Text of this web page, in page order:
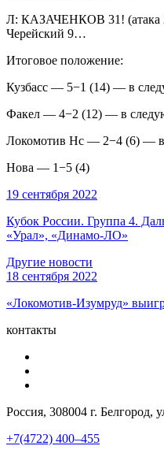
Л: КАЗАЧЕНКОВ 31! (атака
Черейский 9…
Итоговое положение:
Кузбасс — 5−1 (14) — в
Факел — 4−2 (12) — в
Локомотив Нс — 2−4 (6) —
Нова — 1−5 (4)
19 сентября 2022
Кубок России. Группа 4.
«Урал», «Динамо-ЛО»
Другие новости
18 сентября 2022
«Локомотив-Изумруд»
контакты
Россия, 308004 г. Белгород,
+7(4722) 400–455